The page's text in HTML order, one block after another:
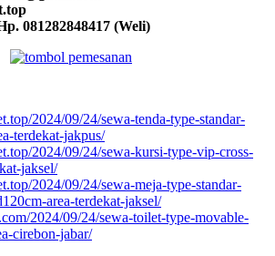
081282848417 (Weli)
2024/09/24/sewa-tenda-type-standar-
terdekat-jakpus/
2024/09/24/sewa-kursi-type-vip-cross-
jaksel/
2024/09/24/sewa-meja-type-standar-
area-terdekat-jaksel/
2024/09/24/sewa-toilet-type-movable-
cirebon-jabar/